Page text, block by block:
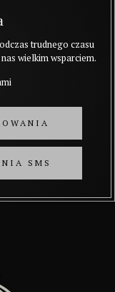
trudnego czasu
wielkim wsparciem.
SMS